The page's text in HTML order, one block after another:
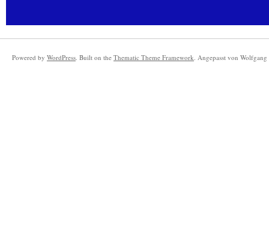
Powered by WordPress. Built on the Thematic Theme Framework. Angepasst von